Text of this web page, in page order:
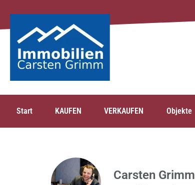
Start KAUFEN VERKAUFEN Objekte
Carsten Grimm